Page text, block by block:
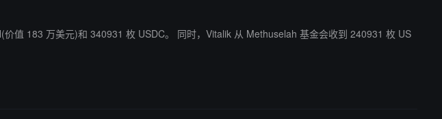
时，Vitalik 从 Methuselah 基金会收到 240931 枚 US